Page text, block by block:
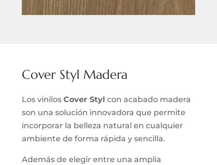
Cover Styl Madera
Los vinilos Cover Styl con acabado madera
son una solución innovadora que permite
incorporar la belleza natural en cualquier
ambiente de forma rápida y sencilla.
Además de elegir entre una amplia